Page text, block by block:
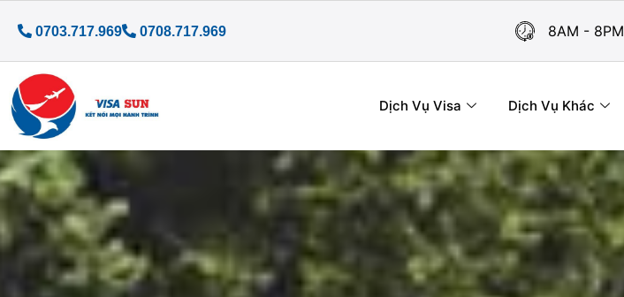
0703.717.969 0708.717.969 8AM - 8PM
Dịch Vụ Visa Dịch Vụ Khác